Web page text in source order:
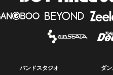
バンドスタジオ ダ